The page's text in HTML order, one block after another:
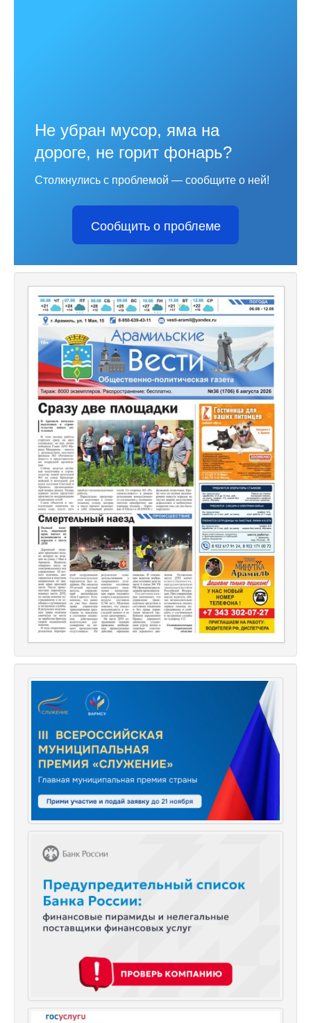
Не убран мусор, яма на
дороге, не горит фонарь?
Столкнулись с проблемой — сообщите о ней!
Сообщить о проблеме